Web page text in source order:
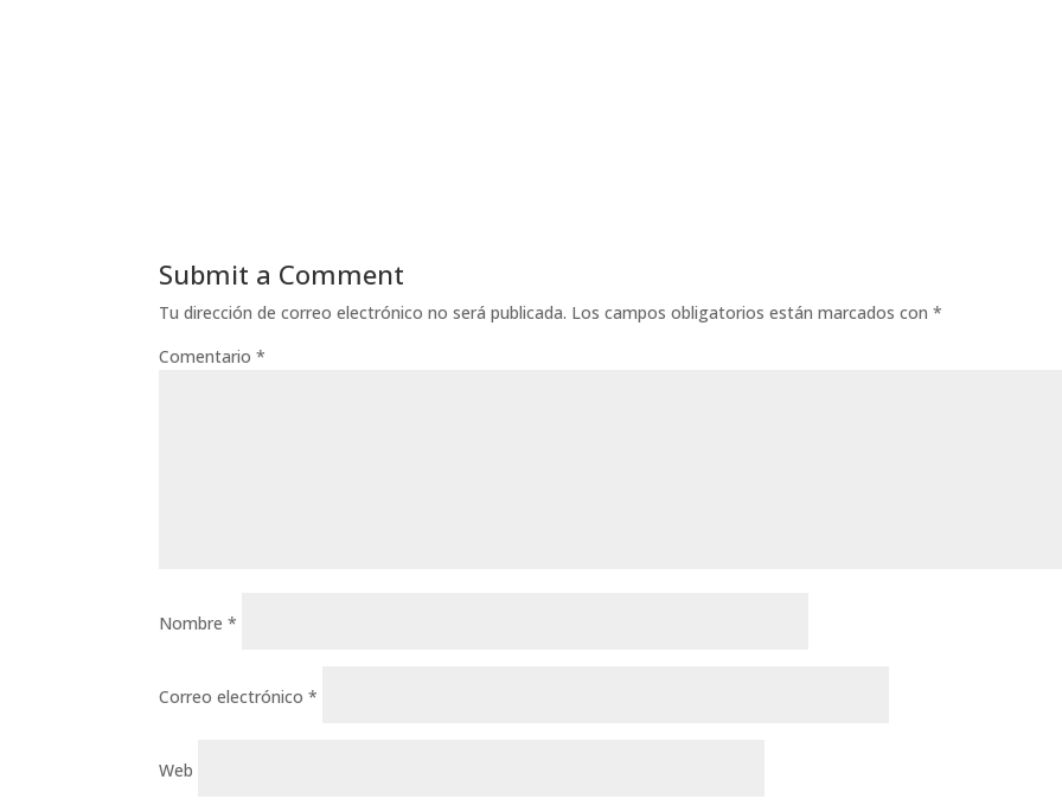
Submit a Comment
Tu dirección de correo electrónico no será publicada. Los campos obligatorios están marcados con*
Comentario*
Nombre*
Correo electrónico*
Web